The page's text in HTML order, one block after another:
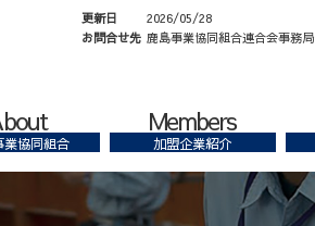
更新日 2026/05/28
お問合せ先 鹿島事業協同組合連合会事務局
業協同組合
Members
加盟企業紹介